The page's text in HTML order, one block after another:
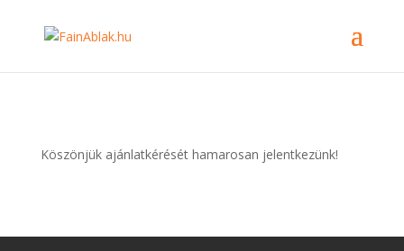
Köszönjük ajánlatkérését hamarosan jelentkezünk!